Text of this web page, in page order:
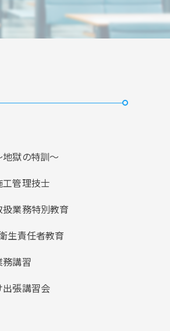
獄の特訓〜
管理技士
業務特別教育
生責任者教育
講習
張講習会